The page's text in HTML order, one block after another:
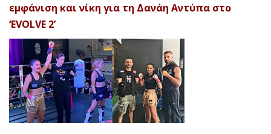
εμφάνιση και νίκη για τη Δανάη Αντύπα στο
‘EVOLVE 2’